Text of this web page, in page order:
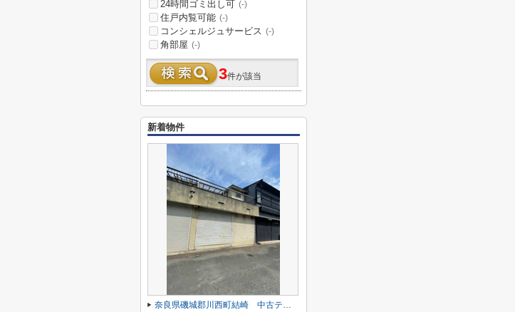
24時間ゴミ出し可 (-)
住戸内覧可能 (-)
コンシェルジュサービス (-)
角部屋 (-)
3件が該当
新着物件
奈良県磯城郡川西町結崎 中古テラス